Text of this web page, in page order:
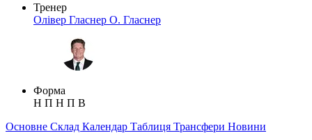
Тренер
Олівер Гласнер О. Гласнер
Форма
Н П Н П В
Основне Склад Календар Таблиця Трансфери Новини